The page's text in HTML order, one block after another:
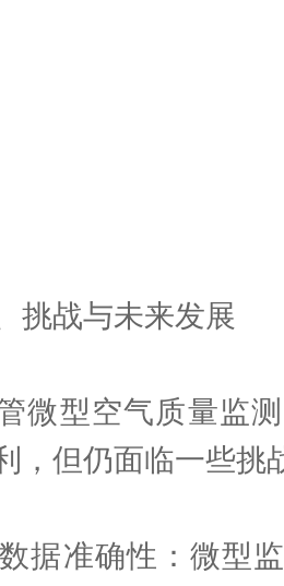
战与未来发展
型空气质量监测
，但仍面临一些挑
准确性：微型监